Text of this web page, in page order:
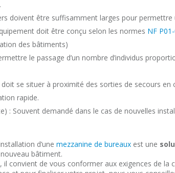
doivent être suffisamment larges pour permettre
doit être conçu selon les normes NF
des bâtiments)
le passage d’un nombre d’individus
doit se situer à proximité des sorties de secours en
rapide.
: Souvent demandé dans le cas de nouvelles
d’unemezzanine de bureaux est une
bâtiment.
il convient de vous conformer aux exigences de la